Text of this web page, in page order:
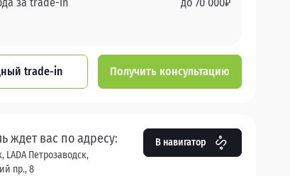
trade-in Получить консультацию
ждет вас по адресу:
LADA Петрозаводск,
пр., 8
В навигатор